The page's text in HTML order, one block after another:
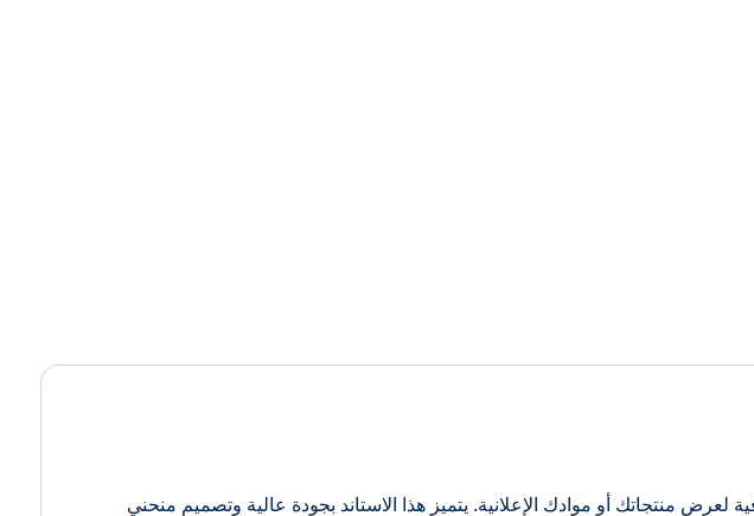
منتجاتك أو موادك الإعلانية. يتميز هذا الاستاند بجودة عالية وتصميم منحني